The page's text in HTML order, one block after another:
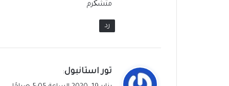
متشکرم
رد
ي
ق
تور استانبول: